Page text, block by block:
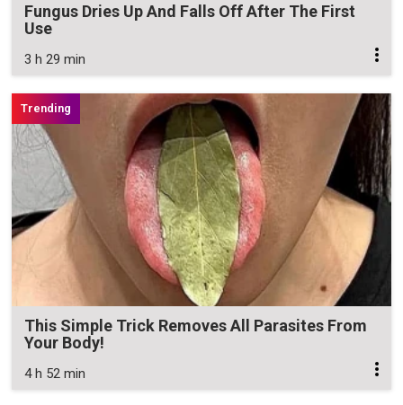
Fungus Dries Up And Falls Off After The First
Use
3 h 29 min
This Simple Trick Removes All Parasites From
Your Body!
4 h 52 min